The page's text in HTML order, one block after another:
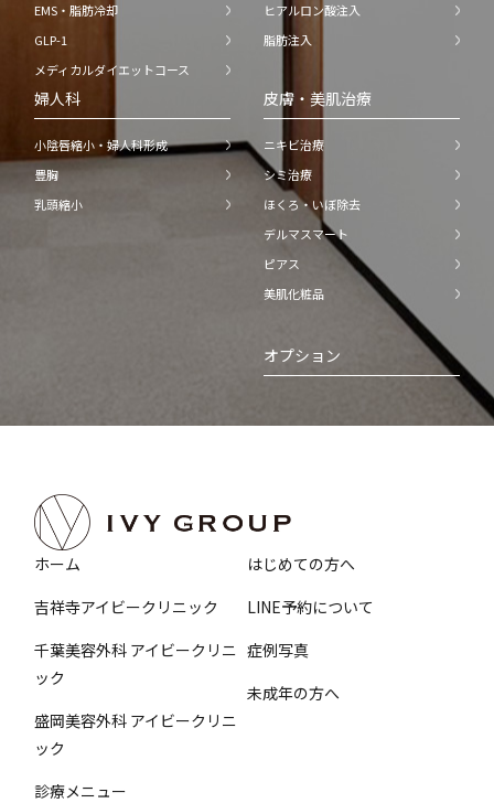
EMS・脂肪冷却
GLP-1
メディカルダイエットコース
ヒアルロン酸注入
脂肪注入
婦人科
小陰唇縮小・婦人科形成
豊胸
乳頭縮小
皮膚・美肌治療
ニキビ治療
シミ治療
ほくろ・いぼ除去
デルマスマート
ピアス
美肌化粧品
オプション
ホーム
吉祥寺アイビークリニック
千葉美容外科 アイビークリニ
ック
盛岡美容外科 アイビークリニ
ック
診療メニュー
はじめての方へ
LINE予約について
症例写真
未成年の方へ